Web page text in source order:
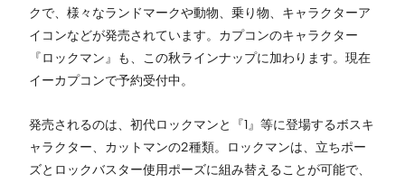
クで、様々なランドマークや動物、乗り物、キャラクターア
イコンなどが発売されています。カプコンのキャラクター
『ロックマン』も、この秋ラインナップに加わります。現在
イーカプコンで予約受付中。
発売されるのは、初代ロックマンと『1』等に登場するボスキ
ャラクター、カットマンの2種類。ロックマンは、立ちポー
ズとロックバスター使用ポーズに組み替えることが可能で、